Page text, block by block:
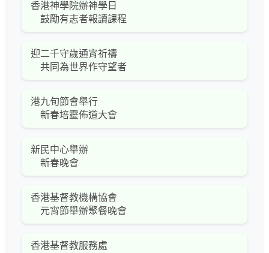
香港神學院辦神學日
鼓勵有志者報讀課程
迎二千守歲通宵祈禱
共同為世界作守望者
港九旬節會舉行
新春培靈佈道大會
新民中心舉辦
新春晚會
香港基督教機構協會
元宵節舉辦聚餐晚會
香港基督教服務處